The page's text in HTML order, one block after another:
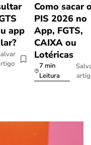
app
Como sacar
PIS 2026 no
App, FGTS,
CAIXA ou
Lotéricas
7 min
Leitura